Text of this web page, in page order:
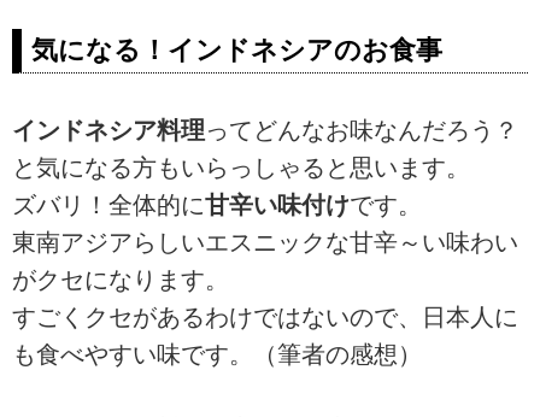
気になる！インドネシアのお食事
インドネシア料理ってどんなお味なんだろう？
と気になる方もいらっしゃると思います。
ズバリ！全体的に甘辛い味付けです。
東南アジアらしいエスニックな甘辛～い味わい
がクセになります。
すごくクセがあるわけではないので、日本人に
も食べやすい味です。（筆者の感想）